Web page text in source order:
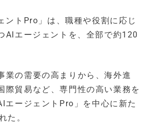
ントPro」は、職種や役割に応じ
AIエージェントを、全部で約120
業の需要の高まりから、海外進
際貿易など、専門性の高い業務を
エージェントPro」を中心に新た
た。